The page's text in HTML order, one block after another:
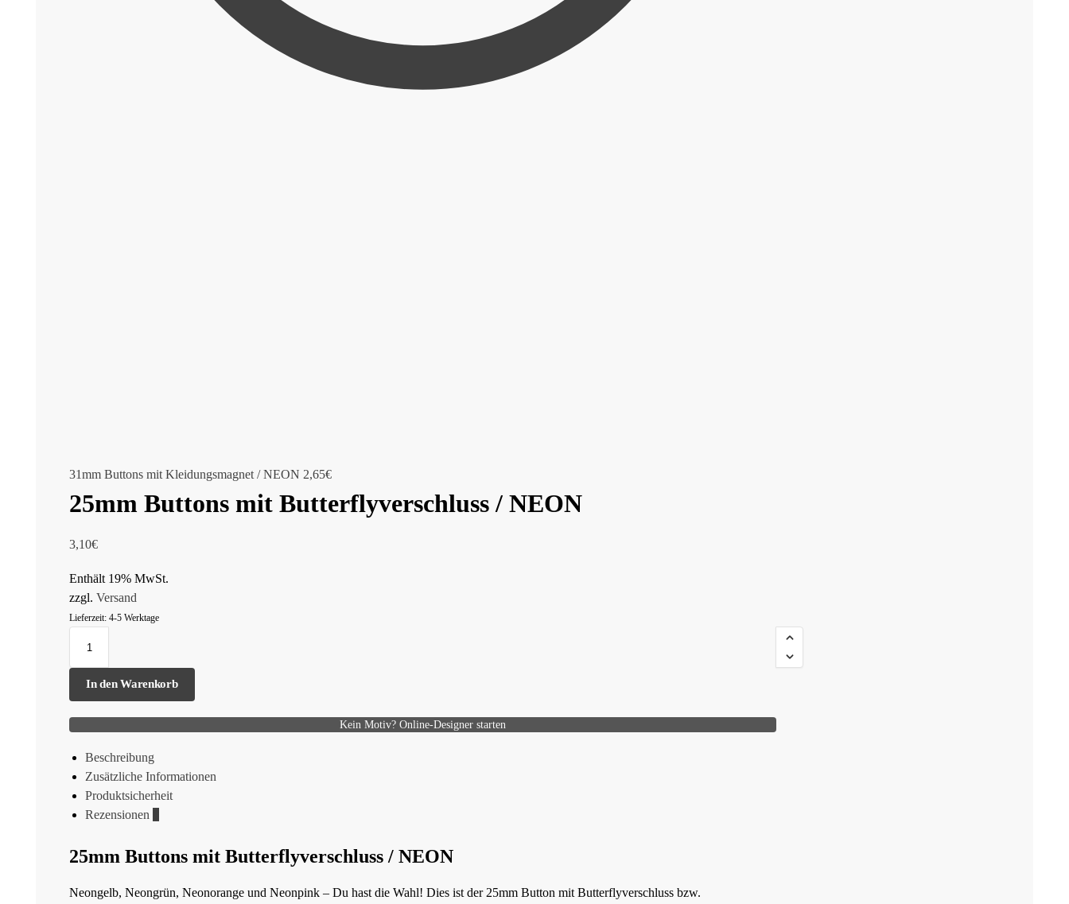
31mm Buttons mit Kleidungsmagnet / NEON 2,65€
25mm Buttons mit Butterflyverschluss / NEON
3,10€
Enthält 19% MwSt.
zzgl. Versand
Lieferzeit: 4-5 Werktage
In den Warenkorb
Kein Motiv? Online-Designer starten
Beschreibung
Zusätzliche Informationen
Produktsicherheit
Rezensionen
25mm Buttons mit Butterflyverschluss / NEON
Neongelb, Neongrün, Neonorange und Neonpink – Du hast die Wahl! Dies ist der 25mm Button mit Butterflyverschluss bzw.